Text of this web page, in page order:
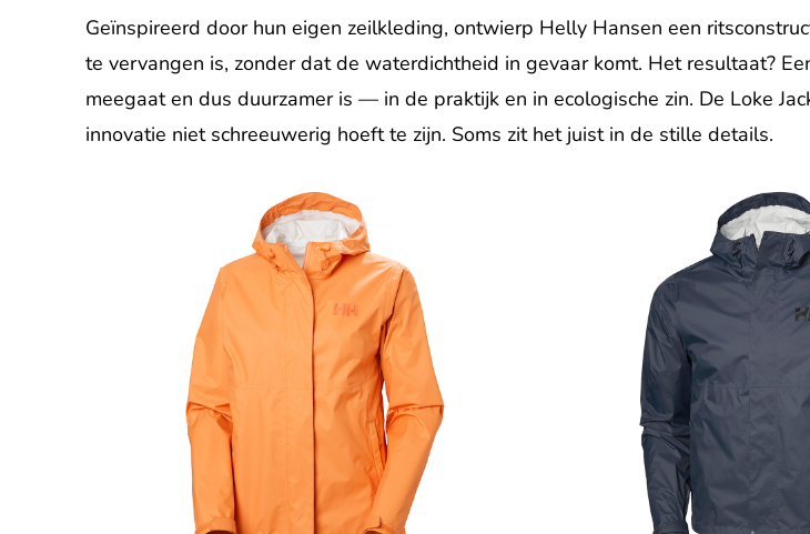
Geïnspireerd door hun eigen zeilkleding, ontwierp Helly Hansen een
te vervangen is, zonder dat de waterdichtheid in gevaar komt. Het resultaat?
meegaat en dus duurzamer is — in de praktijk en in ecologische zin. De Loke
innovatie niet schreeuwerig hoeft te zijn. Soms zit het juist in de stille details.